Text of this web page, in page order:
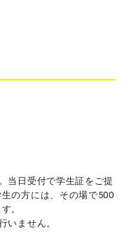
当日受付で学生証をご提
の方には、その場で500
。
いません。